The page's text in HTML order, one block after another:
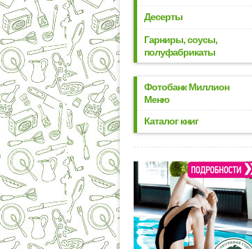
Десерты
Гарниры, соусы,
полуфабрикаты
Фотобанк Миллион
Меню
Каталог книг